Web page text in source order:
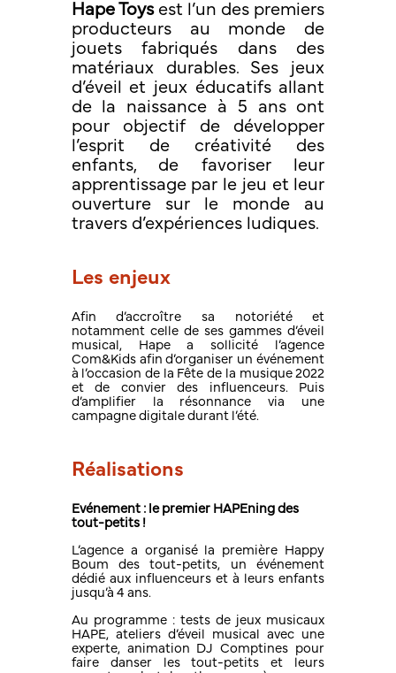
Hape Toys est l’un des premiers
producteurs au monde de
jouets fabriqués dans des
matériaux durables. Ses jeux
d’éveil et jeux éducatifs allant
de la naissance à 5 ans ont
pour objectif de développer
l’esprit de créativité des
enfants, de favoriser leur
apprentissage par le jeu et leur
ouverture sur le monde au
travers d’expériences ludiques.
Les enjeux
Afin d’accroître sa notoriété et
notamment celle de ses gammes d’éveil
musical, Hape a sollicité l’agence
Com&Kids afin d’organiser un événement
à l’occasion de la Fête de la musique 2022
et de convier des influenceurs. Puis
d’amplifier la résonnance via une
campagne digitale durant l’été.
Réalisations
Evénement : le premier HAPEning des
tout-petits !
L’agence a organisé la première Happy
Boum des tout-petits, un événement
dédié aux influenceurs et à leurs enfants
jusqu’à 4 ans.
Au programme : tests de jeux musicaux
HAPE, ateliers d’éveil musical avec une
experte, animation DJ Comptines pour
faire danser les tout-petits et leurs